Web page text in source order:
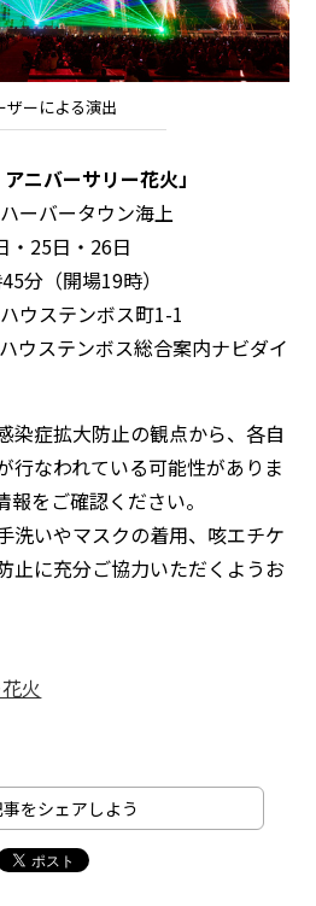
ザーによる演出
ニバーサリー花火」
ーバータウン海上
・25日・26日
分（開場19時）
ウステンボス町1-1
ウステンボス総合案内ナビダイ
染症拡大防止の観点から、各自
行なわれている可能性がありま
をご確認ください。
洗いやマスクの着用、咳エチケ
止に充分ご協力いただくようお
火
をシェアしよう